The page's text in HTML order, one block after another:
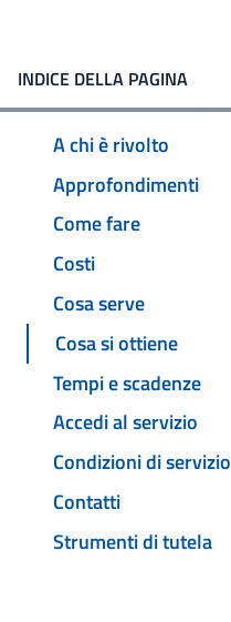
INDICE DELLA PAGINA
A chi è rivolto
Approfondimenti
Come fare
Costi
Cosa serve
Cosa si ottiene
Tempi e scadenze
Accedi al servizio
Condizioni di servizio
Contatti
Strumenti di tutela